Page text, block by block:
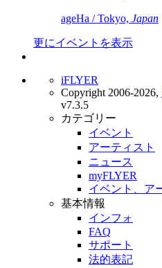
ageHa / Tokyo, Japan
更にイベントを表示
iFLYER
Copyright 2006-2026,
v7.3.5
カテゴリー
イベント
アーティスト
ニュース
myFLYER
イベント、ア
基本情報
インフォ
FAQ
サポート
法的表記